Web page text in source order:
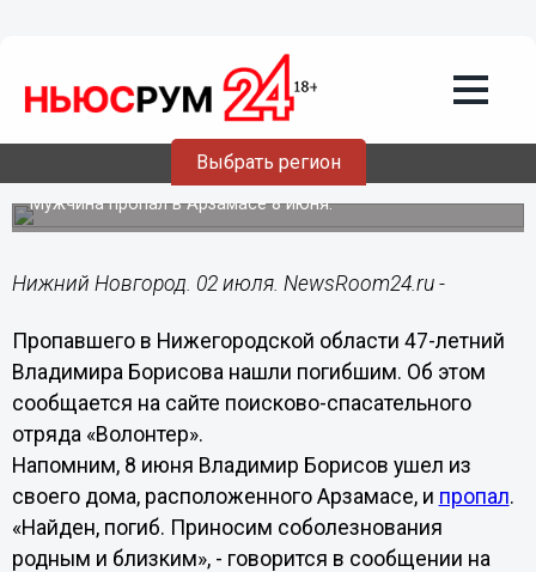
Выбрать регион
02.07.201809:38
Пропавший в Нижегородской области
Владимир Борисов найден погибшим
Мужчина пропал в Арзамасе 8 июня.
Нижний Новгород. 02 июля. NewsRoom24.ru -
Пропавшего в Нижегородской области 47-летний
Владимира Борисова нашли погибшим. Об этом
сообщается на сайте поисково-спасательного
отряда «Волонтер».
Напомним, 8 июня Владимир Борисов ушел из
своего дома, расположенного Арзамасе, и пропал.
«Найден, погиб. Приносим соболезнования
родным и близким», - говорится в сообщении на